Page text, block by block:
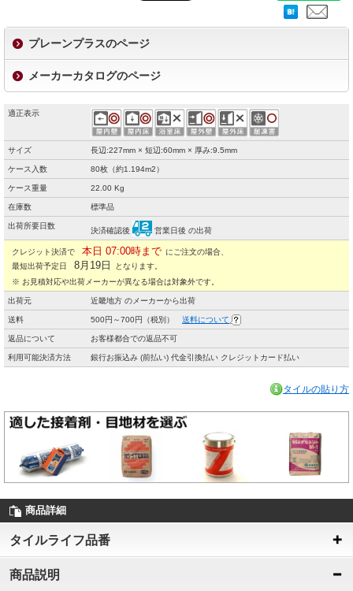
プレーンプラスのページ
メーカーカタログのページ
適正表示
サイズ 長辺:227mm × 短辺:60mm × 厚み:9.5mm
ケース入数 80枚（約1.194m2）
ケース重量 22.00 Kg
在庫数 標準品
出荷所要日数
決済確認後 営業日後 の出荷
クレジット決済で 本日 07:00時まで にご注文の場合、
最短出荷予定日
8月19日
となります。
※ お見積対応や出荷メーカーが異なる場合は対象外です。
出荷元 近畿地方 のメーカーから出荷
送料 500円～700円（税別） 送料について
返品について お客様都合での返品不可
利用可能決済方法 銀行お振込み (前払い) 代金引換払い クレジットカード払い
タイルの貼り方
商品詳細
タイルライフ品番
商品説明